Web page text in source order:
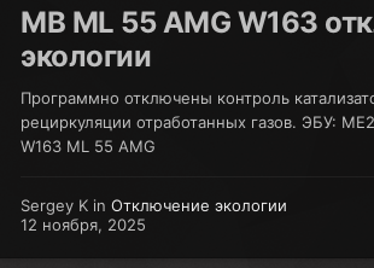
MB ML 55 AMG W163
экологии
Программно отключены контроль
рециркуляции отработанных газов. ЭБУ:
W163 ML 55 AMG
Sergey K in Отключение экологии
12 ноября, 2025